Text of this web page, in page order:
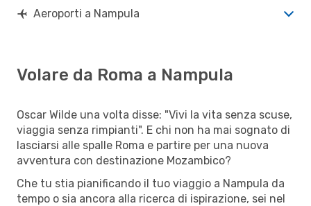
Aeroporti a Nampula
Volare da Roma a Nampula
Oscar Wilde una volta disse: "Vivi la vita senza scuse,
viaggia senza rimpianti". E chi non ha mai sognato di
lasciarsi alle spalle Roma e partire per una nuova
avventura con destinazione Mozambico?
Che tu stia pianificando il tuo viaggio a Nampula da
tempo o sia ancora alla ricerca di ispirazione, sei nel